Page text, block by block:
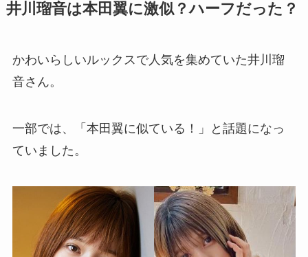
井川瑠音は本田翼に激似？ハーフだった？
かわいらしいルックスで人気を集めていた井川瑠
音さん。
一部では、「本田翼に似ている！」と話題になっ
ていました。